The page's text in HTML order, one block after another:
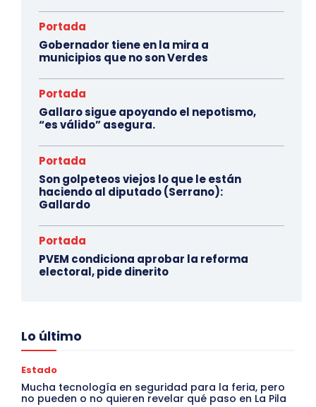
Portada
Gobernador tiene en la mira a
municipios que no son Verdes
Portada
Gallaro sigue apoyando el nepotismo,
“es válido” asegura.
Portada
Son golpeteos viejos lo que le están
haciendo al diputado (Serrano):
Gallardo
Portada
PVEM condiciona aprobar la reforma
electoral, pide dinerito
Lo último
Estado
Mucha tecnología en seguridad para la feria, pero
no pueden o no quieren revelar qué paso en La Pila